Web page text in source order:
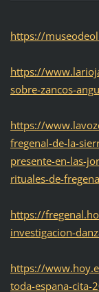
https://
https://
sobre-zancos-
https://
fregenal-de-la-
presente-en-las-
rituales-de-
https://
investigacion-
https://
toda-espana-cita-